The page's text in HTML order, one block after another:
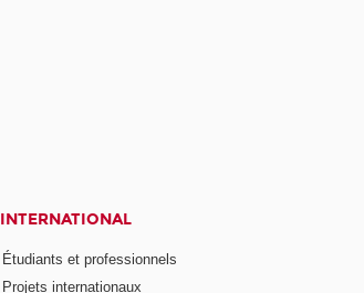
INTERNATIONAL
Étudiants et professionnels
Projets internationaux